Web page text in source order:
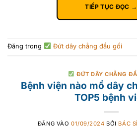
TIẾP TỤC ĐỌC →
Đăng trong Đứt dây chằng đầu gối
ĐỨT DÂY CHẰNG
Bệnh viện nào mổ dây
TOP5 bệnh
ĐĂNG VÀO 01/09/2024 BỞI BÁC